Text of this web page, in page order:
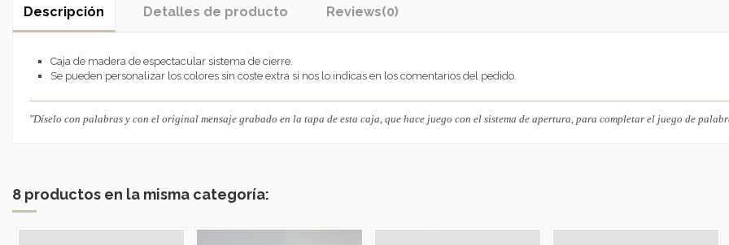
Descripción Detalles de producto Reviews(0)
Caja de madera de espectacular sistema de cierre.
Se pueden personalizar los colores sin coste extra si nos lo indicas en los comentarios del pedido.
"Díselo con palabras y con el original mensaje grabado en la tapa de esta caja, que hace juego con el sistema de apertura, para completar el juego de
8 productos en la misma categoría: